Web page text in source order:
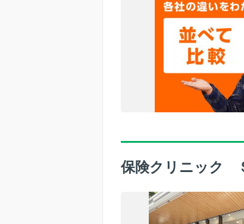
保険クリニック